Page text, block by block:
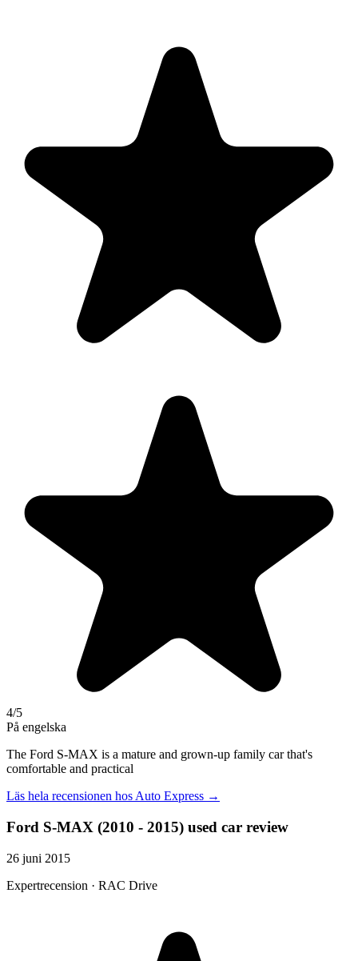
4/5
På engelska
The Ford S-MAX is a mature and grown-up family car that's
comfortable and practical
Läs hela recensionen hos Auto Express →
Ford S-MAX (2010 - 2015) used car review
26 juni 2015
Expertrecension · RAC Drive